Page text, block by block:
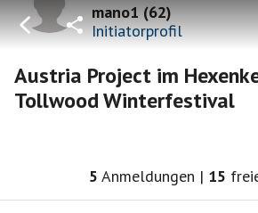
mano1(62)
Initiatorprofil
Austria Project im
Tollwood Winterfestival
5 Anmeldungen | 15